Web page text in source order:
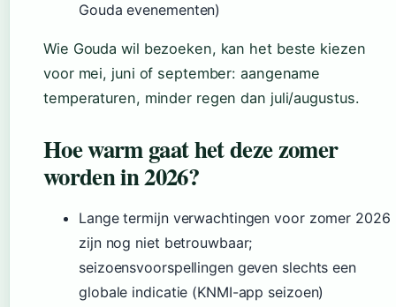
Gouda evenementen)
Wie Gouda wil bezoeken, kan het beste kiezen
voor mei, juni of september: aangename
temperaturen, minder regen dan juli/augustus.
Hoe warm gaat het deze zomer
worden in 2026?
Lange termijn verwachtingen voor zomer 2026
zijn nog niet betrouwbaar;
seizoensvoorspellingen geven slechts een
globale indicatie (KNMI-app seizoen)